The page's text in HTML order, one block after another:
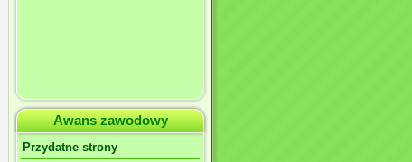
Awans zawodowy
Przydatne strony